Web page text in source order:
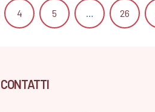
4 5 … 26
CONTATTI